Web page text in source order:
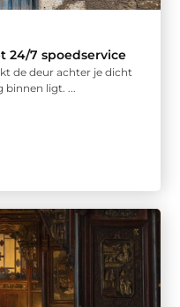
24/7 spoedservice
de deur achter je dicht
binnen ligt. ...